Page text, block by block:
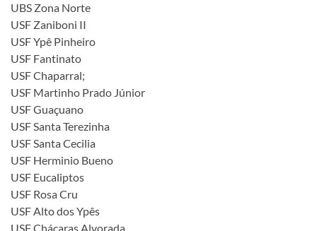
UBS Zona Norte
USF Zaniboni II
USF Ypê Pinheiro
USF Fantinato
USF Chaparral;
USF Martinho Prado Júnior
USF Guaçuano
USF Santa Terezinha
USF Santa Cecilia
USF Herminio Bueno
USF Eucaliptos
USF Rosa Cru
USF Alto dos Ypês
USF Chácaras Alvorada